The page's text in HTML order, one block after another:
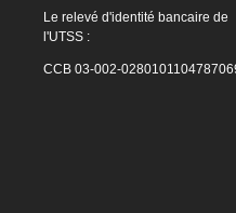
Le relevé d'identité bancaire de
l'UTSS :
CCB 03-002-